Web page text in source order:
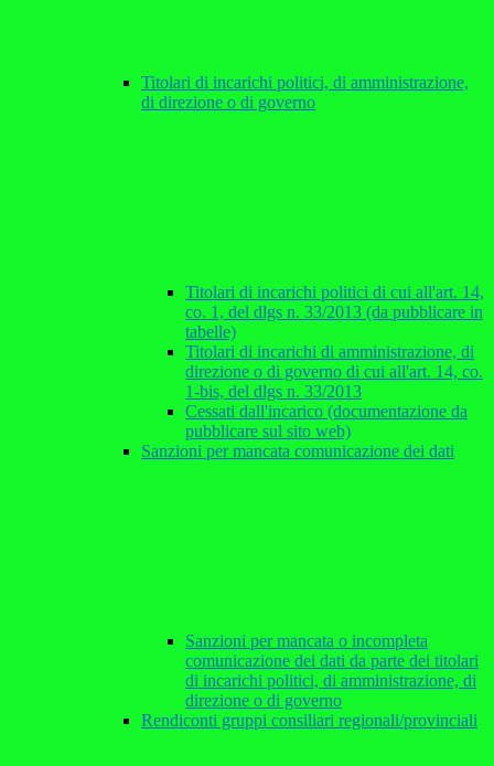
Titolari di incarichi politici, di amministrazione,
di direzione o di governo
Titolari di incarichi politici di cui all'art. 14,
co. 1, del dlgs n. 33/2013 (da pubblicare in
tabelle)
Titolari di incarichi di amministrazione, di
direzione o di governo di cui all'art. 14, co.
1-bis, del dlgs n. 33/2013
Cessati dall'incarico (documentazione da
pubblicare sul sito web)
Sanzioni per mancata comunicazione dei dati
Sanzioni per mancata o incompleta
comunicazione dei dati da parte dei titolari
di incarichi politici, di amministrazione, di
direzione o di governo
Rendiconti gruppi consiliari regionali/provinciali